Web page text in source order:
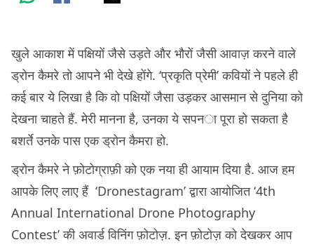
खुले आकाश में पक्षियों जैसे उड़ते और भौरों जैसी आवाज़ करने वाले
ड्रोन कैमरे तो आपने भी देखे होंगे. ‘प्रकृति प्रेमी’ कवियों ने पहले ही
कई बार ये लिखा है कि वो पक्षियों जैसा उड़कर आसमान से दुनिया को
देखना चाहते हैं. मेरी मानना है, उनका ये सपना पूरा हो सकता है
बशर्ते उनके पास एक ड्रोन कैमरा हो.
ड्रोन कैमरे ने फ़ोटोग्राफ़ी को एक नया ही आयाम दिया है. आज हम
आपके लिए लाए हैं ‘Dronestagram’ द्वारा आयोजित ‘4th
Annual International Drone Photography
Contest’ की अवार्ड विनिंग फ़ोटोज़. इन फ़ोटोज़ को देखकर आप